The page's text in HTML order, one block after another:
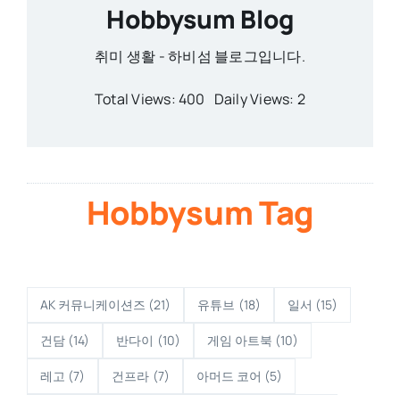
Hobbysum Blog
취미 생활 - 하비섬 블로그입니다.
Total Views: 400 Daily Views: 2
Hobbysum Tag
AK 커뮤니케이션즈 (21) 유튜브 (18) 일서 (15)
건담 (14) 반다이 (10) 게임 아트북 (10)
레고 (7) 건프라 (7) 아머드 코어 (5)